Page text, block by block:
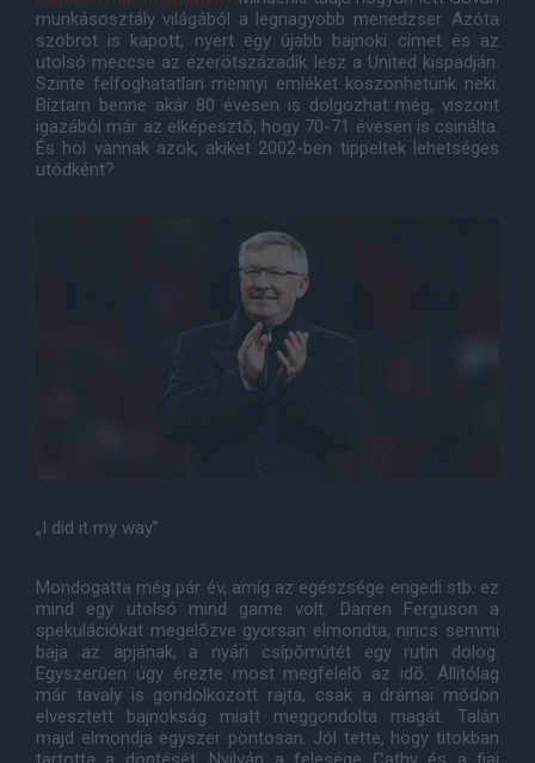
munkásosztály világából a legnagyobb menedzser. Azóta
szobrot is kapott, nyert egy újabb bajnoki címet és az
utolsó meccse az ezerötszázadik lesz a United kispadján.
Szinte felfoghatatlan mennyi emléket köszönhetünk neki.
Bíztam benne akár 80 évesen is dolgozhat még, viszont
igazából már az elképesztõ, hogy 70-71 évesen is csinálta.
És hol vannak azok, akiket 2002-ben tippeltek lehetséges
utódként?
„I did it my way”
Mondogatta még pár év, amíg az egészsége engedi stb. ez
mind egy utolsó mind game volt. Darren Ferguson a
spekulációkat megelõzve gyorsan elmondta, nincs semmi
baja az apjának, a nyári csípõmûtét egy rutin dolog.
Egyszerûen úgy érezte most megfelelõ az idõ. Állítólag
már tavaly is gondolkozott rajta, csak a drámai módon
elvesztett bajnokság miatt meggondolta magát. Talán
majd elmondja egyszer pontosan. Jól tette, hogy titokban